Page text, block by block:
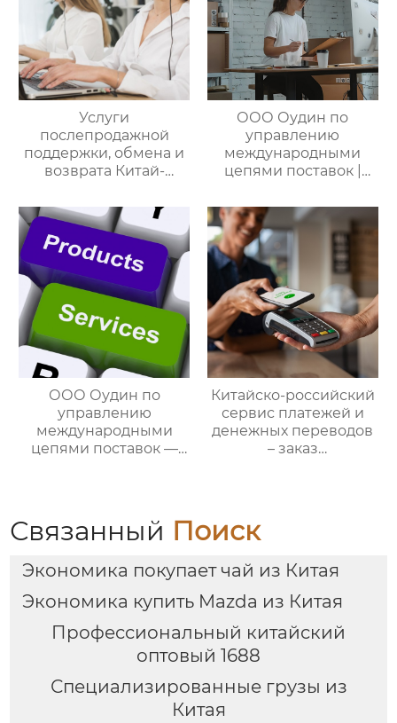
Услуги
послепродажной
поддержки, обмена и
возврата Китай-
по управлению
международными
цепями поставок
ООО Оудин по
управлению
международными
цепями поставок |
услуги
посреднических
закупок Китай-Россия:
комплексное
решение ваших
трансграничных задач
ООО Оудин по
управлению
международными
цепями поставок —
Китайско-российский
сервис платежей и
денежных переводов
– заказ
Связанный Поиск
Экономика покупает чай из Китая
Экономика купить Mazda из Китая
Профессиональный китайский
оптовый 1688
Специализированные грузы из
Китая